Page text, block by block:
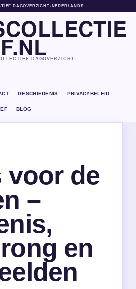
DAGOVERZICHT• NEDERLANDS
F.NLDAGOVERZICHT
GESCHIEDENIS PRIVACYBELEID
BLOG
voor de
–
en